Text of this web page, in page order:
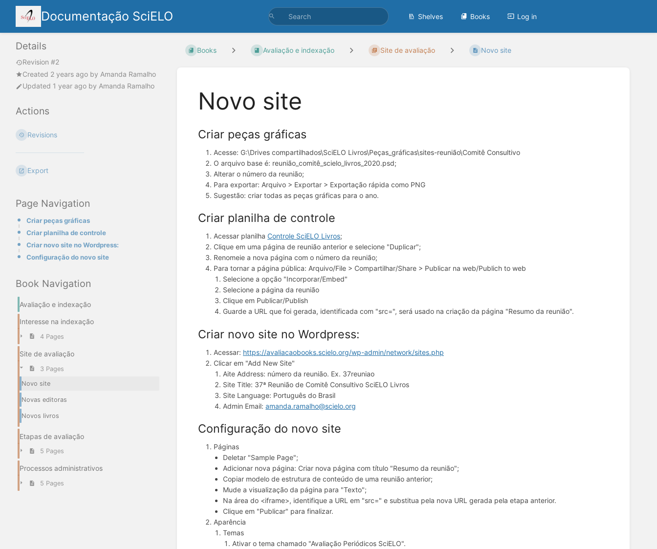
Documentação SciELO Shelves Books Log in
Details
Revision #2
Created 2 years ago by Amanda Ramalho
Updated 1 year ago by Amanda Ramalho
Actions
Revisions
Export
Page Navigation
Criar peças gráficas
Criar planilha de controle
Criar novo site no Wordpress:
Configuração do novo site
Book Navigation
Avaliação e indexação
Interesse na indexação
4 Pages
Site de avaliação
3 Pages
Novo site
Novas editoras
Novos livros
Etapas de avaliação
5 Pages
Processos administrativos
5 Pages
Books Avaliação e indexação Site de avaliação Novo site
Novo site
Criar peças gráficas
Acesse: G:\Drives compartilhados\SciELO Livros\Peças_gráficas\sites-reunião\Comitê Consultivo
O arquivo base é: reunião_comitê_scielo_livros_2020.psd;
Alterar o número da reunião;
Para exportar: Arquivo > Exportar > Exportação rápida como PNG
Sugestão: criar todas as peças gráficas para o ano.
Criar planilha de controle
Acessar planilha Controle SciELO Livros;
Clique em uma página de reunião anterior e selecione "Duplicar";
Renomeie a nova página com o número da reunião;
Para tornar a página pública: Arquivo/File > Compartilhar/Share > Publicar na web/Publich to web
Selecione a opção "Incorporar/Embed"
Selecione a página da reunião
Clique em Publicar/Publish
Guarde a URL que foi gerada, identificada com "src=", será usado na criação da página "Resumo da reunião".
Criar novo site no Wordpress:
Acessar: https://avaliacaobooks.scielo.org/wp-admin/network/sites.php
Clicar em "Add New Site"
Aite Address: número da reunião. Ex. 37reuniao
Site Title: 37ª Reunião de Comitê Consultivo SciELO Livros
Site Language: Português do Brasil
Admin Email:amanda.ramalho@scielo.org
Configuração do novo site
Páginas
Deletar "Sample Page";
Adicionar nova página: Criar nova página com título "Resumo da reunião";
Copiar modelo de estrutura de conteúdo de uma reunião anterior;
Mude a visualização da página para "Texto";
Na área do <iframe>, identifique a URL em "src=" e substitua pela nova URL gerada pela etapa anterior.
Clique em "Publicar" para finalizar.
Aparência
Temas
Ativar o tema chamado "Avaliação Periódicos SciELO".